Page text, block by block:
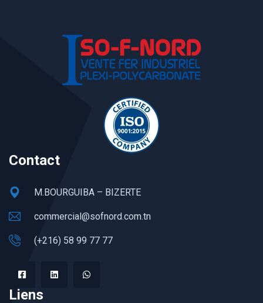
Contact
M.BOURGUIBA – BIZERTE
commercial@sofnord.com.tn
(+216) 58 99 77 77
Liens